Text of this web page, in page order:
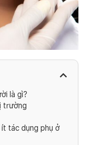
là gì?
trường
tác dụng phụ ở